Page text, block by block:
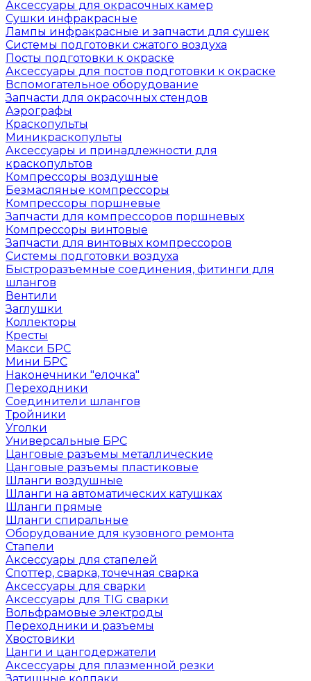
Аксессуары для окрасочных камер
Сушки инфракрасные
Лампы инфракрасные и запчасти для сушек
Системы подготовки сжатого воздуха
Посты подготовки к окраске
Аксессуары для постов подготовки к окраске
Вспомогательное оборудование
Запчасти для окрасочных стендов
Аэрографы
Краскопульты
Миникраскопульты
Аксессуары и принадлежности для
краскопультов
Компрессоры воздушные
Безмасляные компрессоры
Компрессоры поршневые
Запчасти для компрессоров поршневых
Компрессоры винтовые
Запчасти для винтовых компрессоров
Системы подготовки воздуха
Быстроразъемные соединения, фитинги для
шлангов
Вентили
Заглушки
Коллекторы
Кресты
Макси БРС
Мини БРС
Наконечники "елочка"
Переходники
Соединители шлангов
Тройники
Уголки
Универсальные БРС
Цанговые разъемы металлические
Цанговые разъемы пластиковые
Шланги воздушные
Шланги на автоматических катушках
Шланги прямые
Шланги спиральные
Оборудование для кузовного ремонта
Стапели
Аксессуары для стапелей
Споттер, сварка, точечная сварка
Аксессуары для сварки
Аксессуары для TIG сварки
Вольфрамовые электроды
Переходники и разъемы
Хвостовики
Цанги и цангодержатели
Аксессуары для плазменной резки